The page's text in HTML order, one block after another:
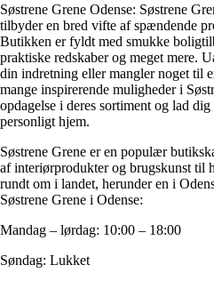
Søstrene Grene Odense: Søstrene
tilbyder en bred vifte af spændende
Butikken er fyldt med smukke
praktiske redskaber og meget mere.
din indretning eller mangler noget til
mange inspirerende muligheder i
opdagelse i deres sortiment og lad
personligt hjem.
Søstrene Grene er en populær
af interiørprodukter og brugskunst til
rundt om i landet, herunder en i
Søstrene Grene i Odense:
Mandag – lørdag: 10:00 – 18:00
Søndag: Lukket